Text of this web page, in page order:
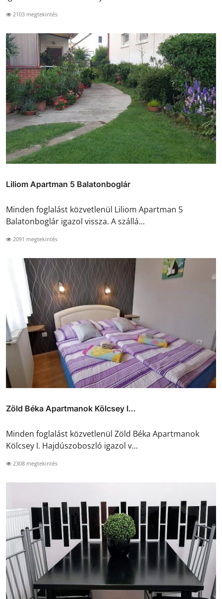
2103 megtekintés
Liliom Apartman 5 Balatonboglár
Minden foglalást közvetlenül Liliom Apartman 5
Balatonboglár igazol vissza. A szállá...
2091 megtekintés
Zöld Béka Apartmanok Kölcsey I...
Minden foglalást közvetlenül Zöld Béka Apartmanok
Kölcsey I. Hajdúszoboszló igazol v...
2308 megtekintés